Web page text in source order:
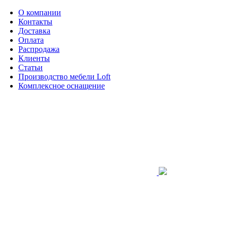
О компании
Контакты
Доставка
Оплата
Распродажа
Клиенты
Статьи
Производство мебели Loft
Комплексное оснащение